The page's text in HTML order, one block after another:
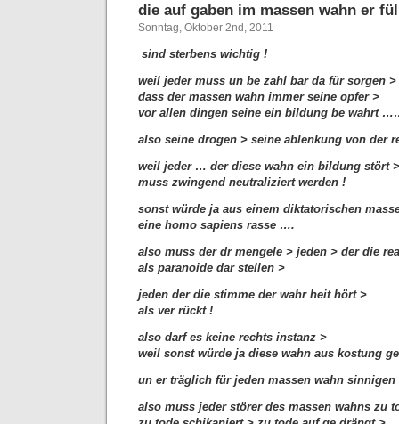
die auf gaben im massen wahn er
Sonntag, Oktober 2nd, 2011
sind sterbens wichtig !
weil jeder muss un be zahl bar da für sorgen >
dass der massen wahn immer seine opfer >
vor allen dingen seine ein bildung be wahrt
also seine drogen > seine ablenkung von der
weil jeder … der diese wahn ein bildung stört >
muss zwingend neutraliziert werden !
sonst würde ja aus einem diktatorischen
eine homo sapiens rasse ….
also muss der dr mengele > jeden > der die
als paranoide dar stellen >
jeden der die stimme der wahr heit hört >
als ver rückt !
also darf es keine rechts instanz >
weil sonst würde ja diese wahn aus kostung
un er träglich für jeden massen wahn sinnigen
also muss jeder störer des massen wahns zu